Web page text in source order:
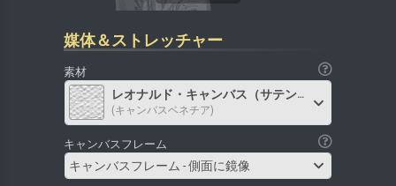
媒体＆ストレッチャー
素材
レオナルド・キャンバス（サテン）
(キャンバスベネチア)
キャンバスフレーム
キャンバスフレーム - 側面に鏡像